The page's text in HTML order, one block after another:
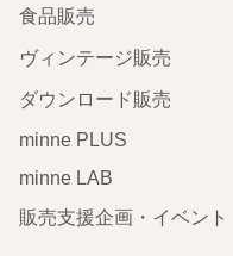
食品販売
ヴィンテージ販売
ダウンロード販売
minne PLUS
minne LAB
販売支援企画・イベント